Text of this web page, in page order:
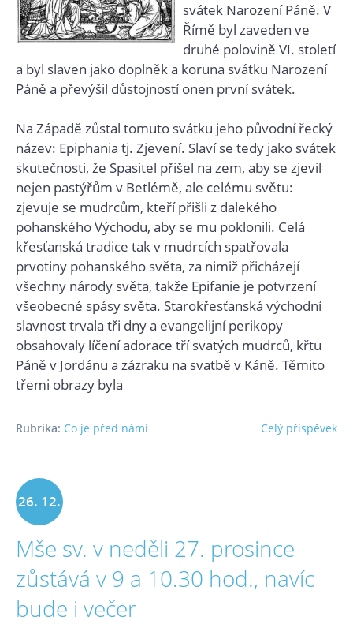
svátek Narození Páně. V
Římě byl zaveden ve
druhé polovině VI. století
a byl slaven jako doplněk a koruna svátku Narození
Páně a převýšil důstojností onen první svátek.
Na Západě zůstal tomuto svátku jeho původní řecký
název: Epiphania tj. Zjevení. Slaví se tedy jako svátek
skutečnosti, že Spasitel přišel na zem, aby se zjevil
nejen pastýřům v Betlémě, ale celému světu:
zjevuje se mudrcům, kteří přišli z dalekého
pohanského Východu, aby se mu poklonili. Celá
křesťanská tradice tak v mudrcích spatřovala
prvotiny pohanského světa, za nimiž přicházejí
všechny národy světa, takže Epifanie je potvrzení
všeobecné spásy světa. Starokřesťanská východní
slavnost trvala tři dny a evangelijní perikopy
obsahovaly líčení adorace tří svatých mudrců, křtu
Páně v Jordánu a zázraku na svatbě v Káně. Těmito
třemi obrazy byla
Celý příspěvek
Rubrika: Co je před námi
26. 12.
2020
Mše sv. v neděli 27. prosince
zůstává v 9 a 10.30 hod., navíc
bude i večer